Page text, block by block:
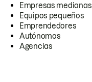
Empresas medianas
Equipos pequeños
Emprendedores
Autónomos
Agencias